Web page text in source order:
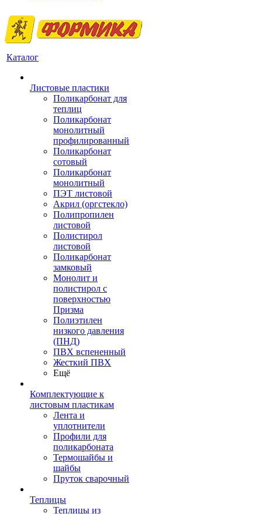
Каталог
Листовые пластики
Поликарбонат для
теплиц
Поликарбонат
монолитный
профилированный
Поликарбонат
сотовый
Поликарбонат
монолитный
ПЭТ листовой
Акрил (оргстекло)
Полипропилен
листовой
Полистирол
листовой
Поликарбонат
замковый
Монолит и
полистирол с
поверхностью
Призма
Полиэтилен
низкого давления
(ПНД)
ПВХ вспененный
Жесткий ПВХ
Ещё
Комплектующие к
листовым пластикам
Лента и
уплотнители
Профили для
поликарбоната
Термошайбы и
шайбы
Пруток сварочный
Теплицы
Теплицы из